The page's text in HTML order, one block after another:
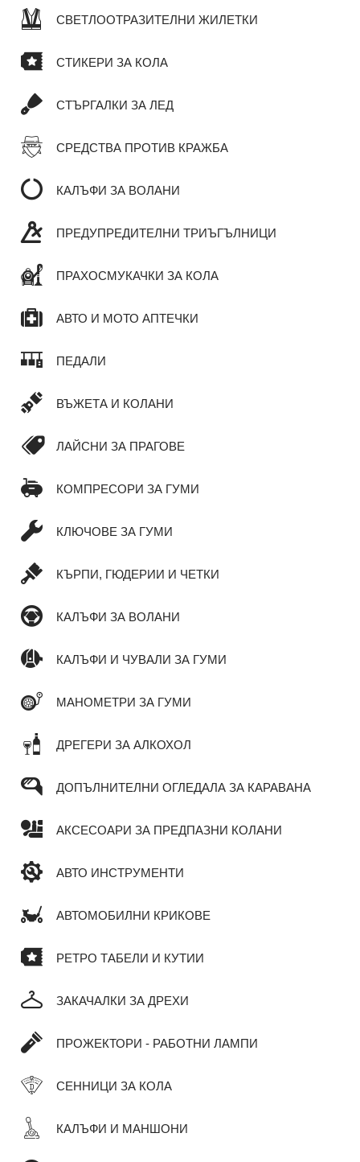
СВЕТЛООТРАЗИТЕЛНИ ЖИЛЕТКИ
СТИКЕРИ ЗА КОЛА
СТЪРГАЛКИ ЗА ЛЕД
СРЕДСТВА ПРОТИВ КРАЖБА
КАЛЪФИ ЗА ВОЛАНИ
ПРЕДУПРЕДИТЕЛНИ ТРИЪГЪЛНИЦИ
ПРАХОСМУКАЧКИ ЗА КОЛА
АВТО И МОТО АПТЕЧКИ
ПЕДАЛИ
ВЪЖЕТА И КОЛАНИ
ЛАЙСНИ ЗА ПРАГОВЕ
КОМПРЕСОРИ ЗА ГУМИ
КЛЮЧОВЕ ЗА ГУМИ
КЪРПИ, ГЮДЕРИИ И ЧЕТКИ
КАЛЪФИ ЗА ВОЛАНИ
КАЛЪФИ И ЧУВАЛИ ЗА ГУМИ
МАНОМЕТРИ ЗА ГУМИ
ДРЕГЕРИ ЗА АЛКОХОЛ
ДОПЪЛНИТЕЛНИ ОГЛЕДАЛА ЗА КАРАВАНА
АКСЕСОАРИ ЗА ПРЕДПАЗНИ КОЛАНИ
АВТО ИНСТРУМЕНТИ
АВТОМОБИЛНИ КРИКОВЕ
РЕТРО ТАБЕЛИ И КУТИИ
ЗАКАЧАЛКИ ЗА ДРЕХИ
ПРОЖЕКТОРИ - РАБОТНИ ЛАМПИ
СЕННИЦИ ЗА КОЛА
КАЛЪФИ И МАНШОНИ